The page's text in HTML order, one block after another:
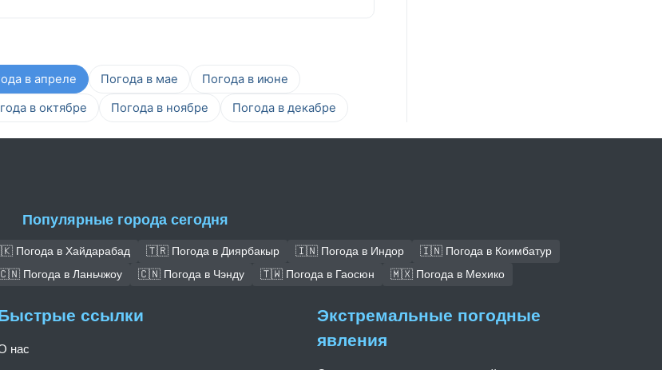
в апреле Погода в мае
Погода в июне
в октябре Погода в ноябре Погода в декабре
Популярные города сегодня
Погода в Хайдарабад 🇹🇷 Погода в Диярбакыр 🇮🇳 Погода в Индор
🇮🇳 Погода в Коимбатур
Погода в Ланьчжоу 🇨🇳 Погода в Чэнду 🇹🇼 Погода в Гаосюн 🇲🇽 Погода в Мехико
ссылки
нас
Экстремальные погодные
явления